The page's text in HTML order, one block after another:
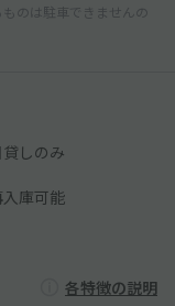
のは駐車できませんの
貸しのみ
入庫可能
各特徴の説明